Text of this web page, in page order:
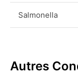
Salmonella
Autres